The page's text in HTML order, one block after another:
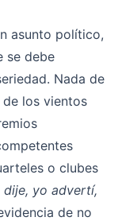
político,
se debe
Nada de
los vientos
o clubes
yo advertí,
de no